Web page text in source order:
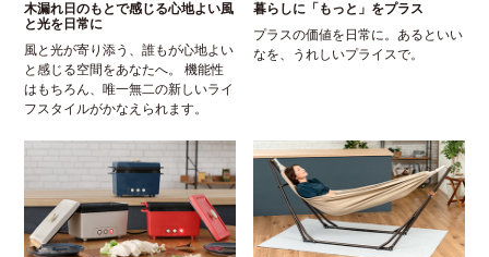
木漏れ日のもとで感じる心地よい風
と光を日常に
風と光が寄り添う、誰もが心地よい
と感じる空間をあなたへ。 機能性
はもちろん、唯一無二の新しいライ
フスタイルがかなえられます。
暮らしに「もっと」をプラス
プラスの価値を日常に。あるといい
なを、うれしいプライスで。